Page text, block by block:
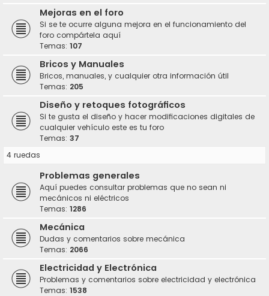
Mejoras en el foro
Si se te ocurre alguna mejora en el funcionamiento del
foro compártela aquí
Temas: 107
Bricos y Manuales
Bricos, manuales, y cualquier otra información útil
Temas: 205
Diseño y retoques fotográficos
Si te gusta el diseño y hacer modificaciones digitales de
cualquier vehículo este es tu foro
Temas: 37
4 ruedas
Problemas generales
Aquí puedes consultar problemas que no sean ni
mecánicos ni eléctricos
Temas: 1286
Mecánica
Dudas y comentarios sobre mecánica
Temas: 2066
Electricidad y Electrónica
Problemas y comentarios sobre electricidad y electrónica
Temas: 1538